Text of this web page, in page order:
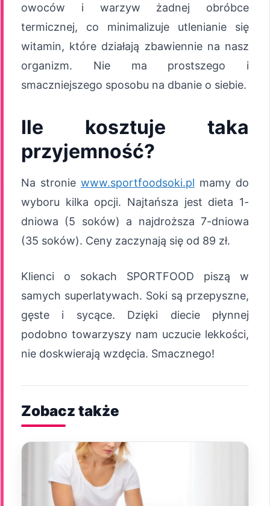
owoców i warzyw żadnej obróbce
termicznej, co minimalizuje utlenianie się
witamin, które działają zbawiennie na nasz
organizm. Nie ma prostszego i
smaczniejszego sposobu na dbanie o siebie.
Ile kosztuje taka
przyjemność?
Na stronie www.sportfoodsoki.pl mamy do
wyboru kilka opcji. Najtańsza jest dieta 1-
dniowa (5 soków) a najdroższa 7-dniowa
(35 soków). Ceny zaczynają się od 89 zł.
Klienci o sokach SPORTFOOD piszą w
samych superlatywach. Soki są przepyszne,
gęste i sycące. Dzięki diecie płynnej
podobno towarzyszy nam uczucie lekkości,
nie doskwierają wzdęcia. Smacznego!
Zobacz także